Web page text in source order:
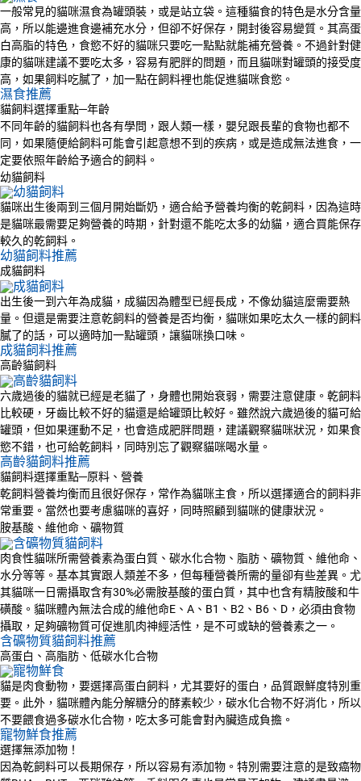
一般常見的貓咪濕食為罐頭裝，或是站立袋。這種貓食的特色是水分含量
高，所以能邊進食邊補充水分，但卻不好保存，開封後容易變質。其高蛋
白高脂的特色，食慾不好的貓咪只要吃一點點就能補充營養。不過針對健
康的貓咪建議不要吃太多，容易有肥胖的問題，而且貓咪對罐頭的接受度
高，如果飼料吃膩了，加一點在飼料裡也能促進貓咪食慾。
濕食推薦
貓飼料選擇重點─年齡
不同年齡的貓飼料也各有學問，跟人類一樣，嬰兒跟長輩的食物也都不
同，如果隨便給飼料可能會引起意想不到的疾病，或是造成無法進食，一
定要依照年齡給予適合的飼料。
幼貓飼料
貓咪出生後兩到三個月開始斷奶，適合給予營養均衡的乾飼料，因為這時
是貓咪最需要足夠營養的時期，針對還不能吃太多的幼貓，適合買能保存
較久的乾飼料。
幼貓飼料推薦
成貓飼料
出生後一到六年為成貓，成貓因為體型已經長成，不像幼貓這麼需要熱
量。但還是需要注意乾飼料的營養是否均衡，貓咪如果吃太久一樣的飼料
膩了的話，可以適時加一點罐頭，讓貓咪換口味。
成貓飼料推薦
高齡貓飼料
六歲過後的貓就已經是老貓了，身體也開始衰弱，需要注意健康。乾飼料
比較硬，牙齒比較不好的貓還是給罐頭比較好。雖然說六歲過後的貓可給
罐頭，但如果運動不足，也會造成肥胖問題，建議觀察貓咪狀況，如果食
慾不錯，也可給乾飼料，同時別忘了觀察貓咪喝水量。
高齡貓飼料推薦
貓飼料選擇重點─原料、營養
乾飼料營養均衡而且很好保存，常作為貓咪主食，所以選擇適合的飼料非
常重要。當然也要考慮貓咪的喜好，同時照顧到貓咪的健康狀況。
胺基酸、維他命、礦物質
肉食性貓咪所需營養素為蛋白質、碳水化合物、脂肪、礦物質、維他命、
水分等等。基本其實跟人類差不多，但每種營養所需的量卻有些差異。尤
其貓咪一日需攝取含有30%必需胺基酸的蛋白質，其中也含有精胺酸和牛
磺酸。貓咪體內無法合成的維他命E、A、B1、B2、B6、D，必須由食物
攝取，足夠礦物質可促進肌肉神經活性，是不可或缺的營養素之一。
含礦物質貓飼料推薦
高蛋白、高脂肪、低碳水化合物
貓是肉食動物，要選擇高蛋白飼料，尤其要好的蛋白，品質跟鮮度特別重
要。此外，貓咪體內能分解糖分的酵素較少，碳水化合物不好消化，所以
不要餵食過多碳水化合物，吃太多可能會對內臟造成負擔。
寵物鮮食推薦
選擇無添加物！
因為乾飼料可以長期保存，所以容易有添加物。特別需要注意的是致癌物